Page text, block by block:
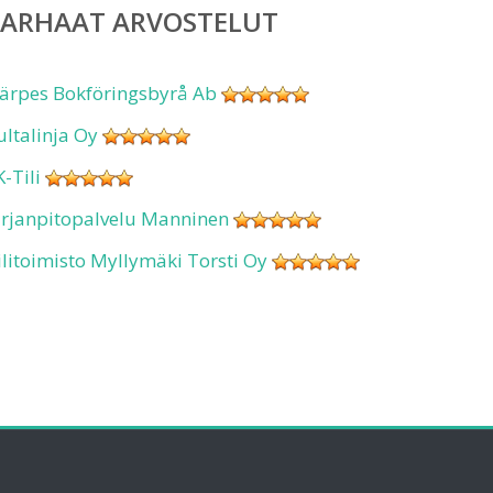
ARVOSTELUT
Bokföringsbyrå Ab
Oy
Tili
Manninen
Myllymäki Torsti Oy